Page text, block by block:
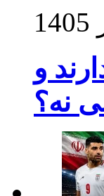
و
نه؟